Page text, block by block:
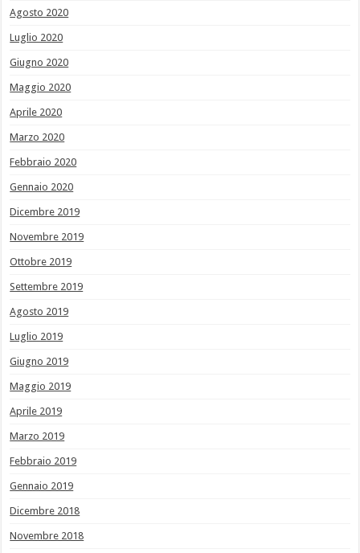
Agosto 2020
Luglio 2020
Giugno 2020
Maggio 2020
Aprile 2020
Marzo 2020
Febbraio 2020
Gennaio 2020
Dicembre 2019
Novembre 2019
Ottobre 2019
Settembre 2019
Agosto 2019
Luglio 2019
Giugno 2019
Maggio 2019
Aprile 2019
Marzo 2019
Febbraio 2019
Gennaio 2019
Dicembre 2018
Novembre 2018